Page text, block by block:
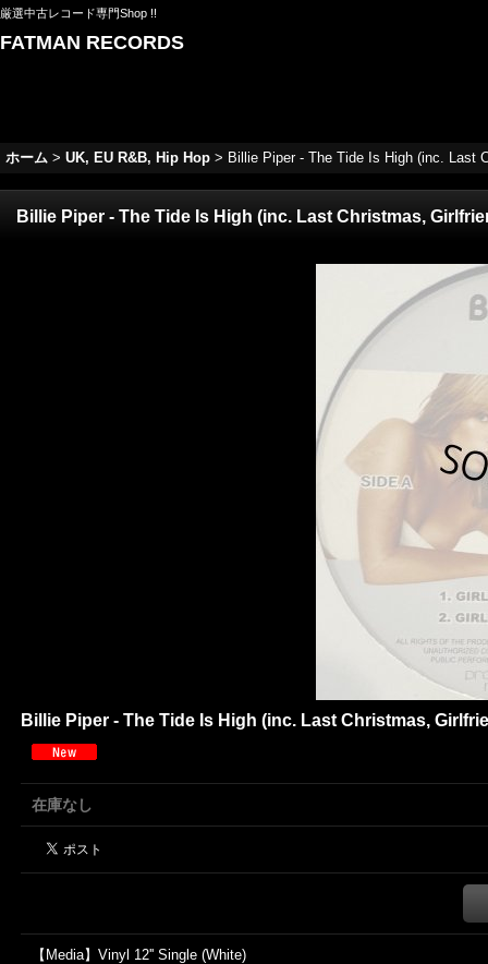
厳選中古レコード専門Shop !!
FATMAN RECORDS
ホーム > UK, EU R&B, Hip Hop > Billie Piper - The Tide Is High (inc. Last
Billie Piper - The Tide Is High (inc. Last Christmas,
Billie Piper - The Tide Is High (inc. Last Christmas,
在庫なし
【Media】Vinyl 12'' Single (White)